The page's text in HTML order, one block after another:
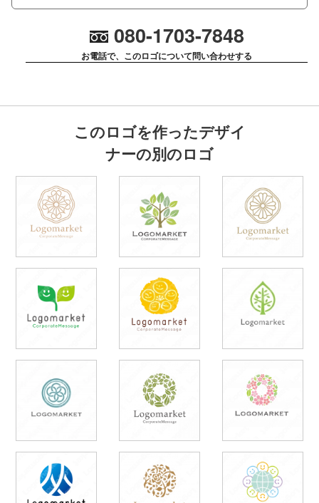
080-1703-7848
お電話で、このロゴについて問い合わせする
このロゴを作ったデザイ
ナーの別のロゴ